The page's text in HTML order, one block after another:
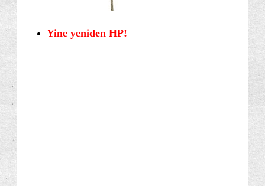
Yine yeniden HP!